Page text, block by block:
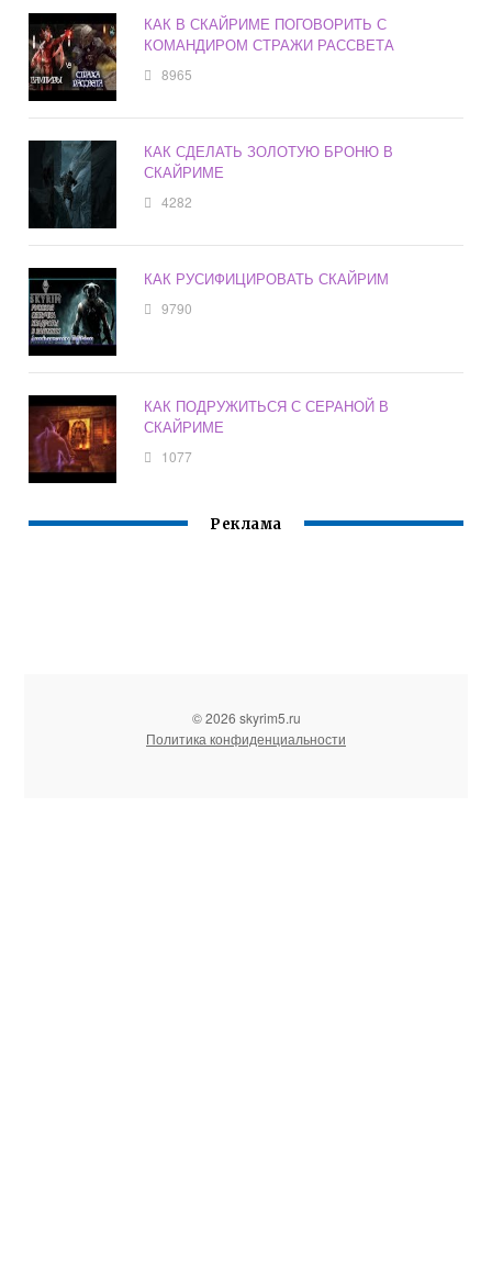
КАК В СКАЙРИМЕ ПОГОВОРИТЬ С
КОМАНДИРОМ СТРАЖИ РАССВЕТА
8965
КАК СДЕЛАТЬ ЗОЛОТУЮ БРОНЮ В
СКАЙРИМЕ
4282
КАК РУСИФИЦИРОВАТЬ СКАЙРИМ
9790
КАК ПОДРУЖИТЬСЯ С СЕРАНОЙ В
СКАЙРИМЕ
1077
Реклама
© 2026 skyrim5.ru
Политика конфиденциальности